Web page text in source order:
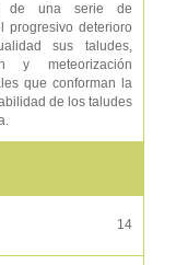
de una serie de
progresivo deterioro
sus taludes,
y meteorización
que conforman la
de los taludes
14